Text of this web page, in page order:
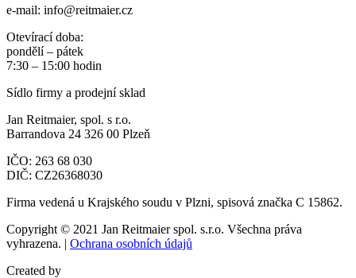
e-mail: info@reitmaier.cz
Otevírací doba:
pondělí – pátek
7:30 – 15:00 hodin
Sídlo firmy a prodejní sklad
Jan Reitmaier, spol. s r.o.
Barrandova 24 326 00 Plzeň
IČO: 263 68 030
DIČ: CZ26368030
Firma vedená u Krajského soudu v Plzni, spisová značka C 15862.
Copyright © 2021 Jan Reitmaier spol. s.r.o. Všechna práva
vyhrazena. | Ochrana osobních údajů
Created by